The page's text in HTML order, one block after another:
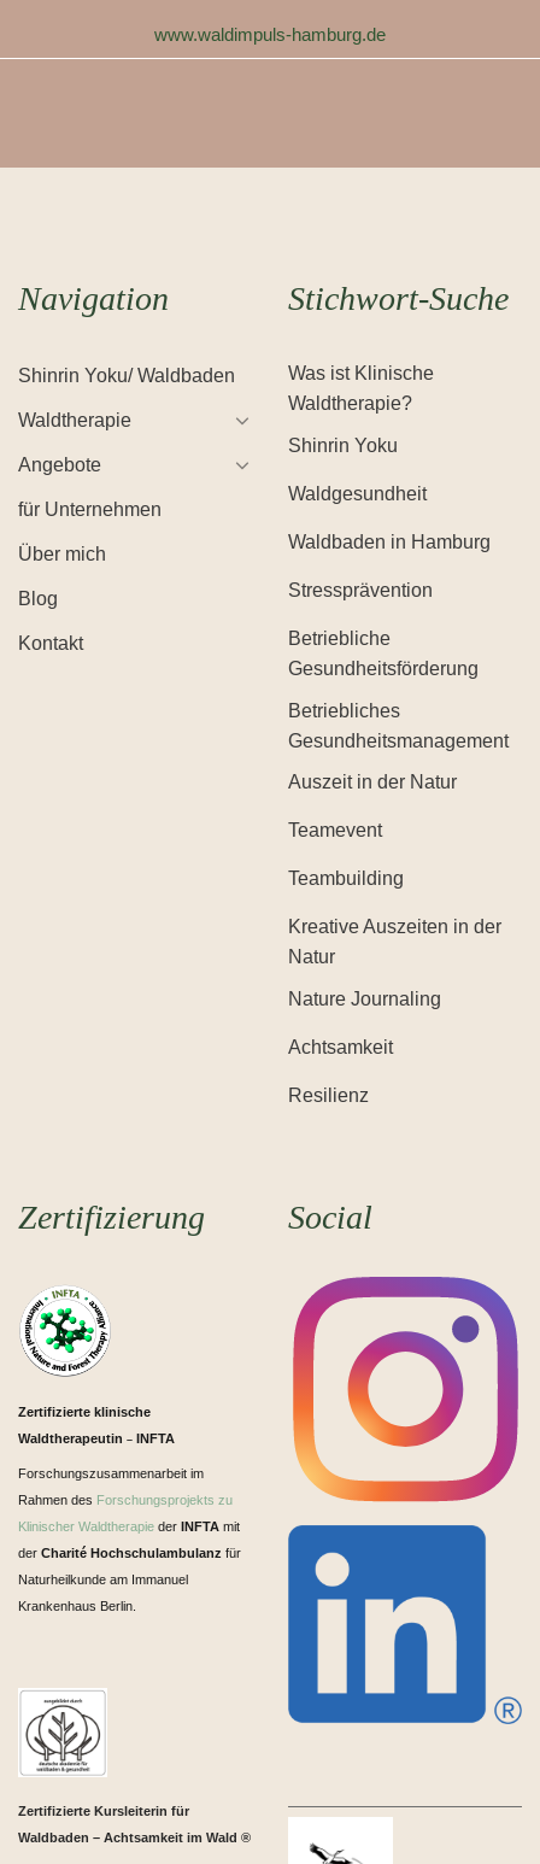
www.waldimpuls-hamburg.de
Navigation
Shinrin Yoku/ Waldbaden
Waldtherapie
Angebote
für Unternehmen
Über mich
Blog
Kontakt
Stichwort-Suche
Was ist Klinische
Waldtherapie?
Shinrin Yoku
Waldgesundheit
Waldbaden in Hamburg
Stressprävention
Betriebliche
Gesundheitsförderung
Betriebliches
Gesundheitsmanagement
Auszeit in der Natur
Teamevent
Teambuilding
Kreative Auszeiten in der
Natur
Nature Journaling
Achtsamkeit
Resilienz
Zertifizierung
Zertifizierte klinische
Waldtherapeutin – INFTA
Forschungszusammenarbeit im
Rahmen des Forschungsprojekts zu
Klinischer Waldtherapie der INFTA mit
der Charité Hochschulambulanz für
Naturheilkunde am Immanuel
Krankenhaus Berlin.
Zertifizierte Kursleiterin für
Waldbaden – Achtsamkeit im Wald ®
Social